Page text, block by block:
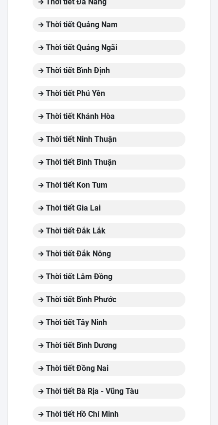
Thời tiết Quảng Nam
Thời tiết Quảng Ngãi
Thời tiết Bình Định
Thời tiết Phú Yên
Thời tiết Khánh Hòa
Thời tiết Ninh Thuận
Thời tiết Bình Thuận
Thời tiết Kon Tum
Thời tiết Gia Lai
Thời tiết Đắk Lắk
Thời tiết Đắk Nông
Thời tiết Lâm Đồng
Thời tiết Bình Phước
Thời tiết Tây Ninh
Thời tiết Bình Dương
Thời tiết Đồng Nai
Thời tiết Bà Rịa - Vũng Tàu
Thời tiết Hồ Chí Minh